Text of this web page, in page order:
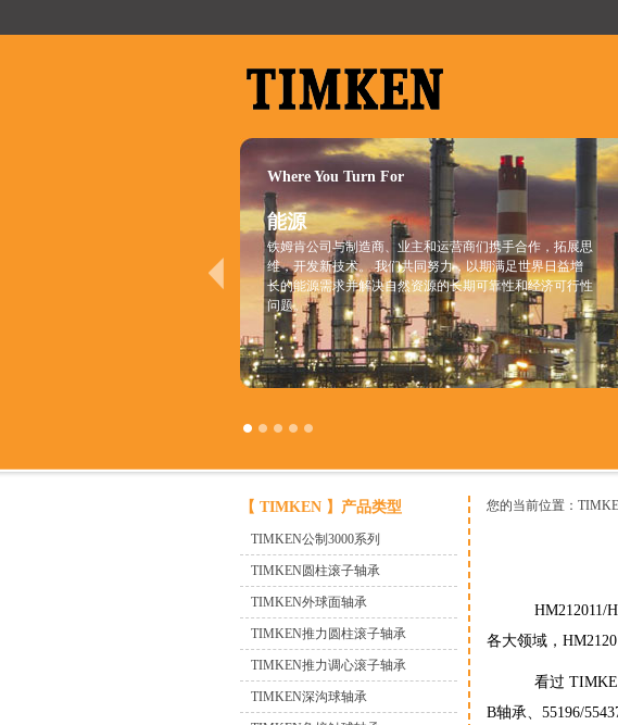
Where You Turn For
能源
铁姆肯公司与制造商、业主和运营商们携手合作，拓展思
维，开发新技术。 我们共同努力，以期满足世界日益增
长的能源需求并解决自然资源的长期可靠性和经济可行性
问题。
【 TIMKEN 】产品类型
TIMKEN公制3000系列
TIMKEN圆柱滚子轴承
TIMKEN外球面轴承
TIMKEN推力圆柱滚子轴承
TIMKEN推力调心滚子轴承
TIMKEN深沟球轴承
您的当前位置：
HM212011/
各大领域，
看过
B轴承、55196/